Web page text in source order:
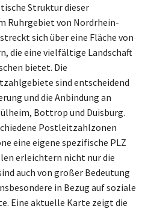
Struktur dieser
Ruhrgebiet von Nordrhein-
sich über eine Fläche von
die eine vielfältige Landschaft
bietet. Die
sind entscheidend
und die Anbindung an
Bottrop und Duisburg.
Postleitzahlzonen
eine eigene spezifische PLZ
erleichtern nicht nur die
auch von großer Bedeutung
in Bezug auf soziale
Eine aktuelle Karte zeigt die